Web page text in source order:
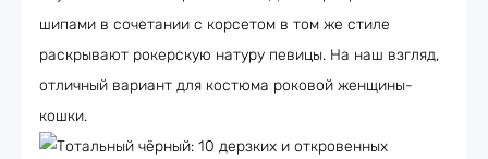
шипами в сочетании с корсетом в том же стиле
раскрывают рокерскую натуру певицы. На наш взгляд,
отличный вариант для костюма роковой женщины-
кошки.